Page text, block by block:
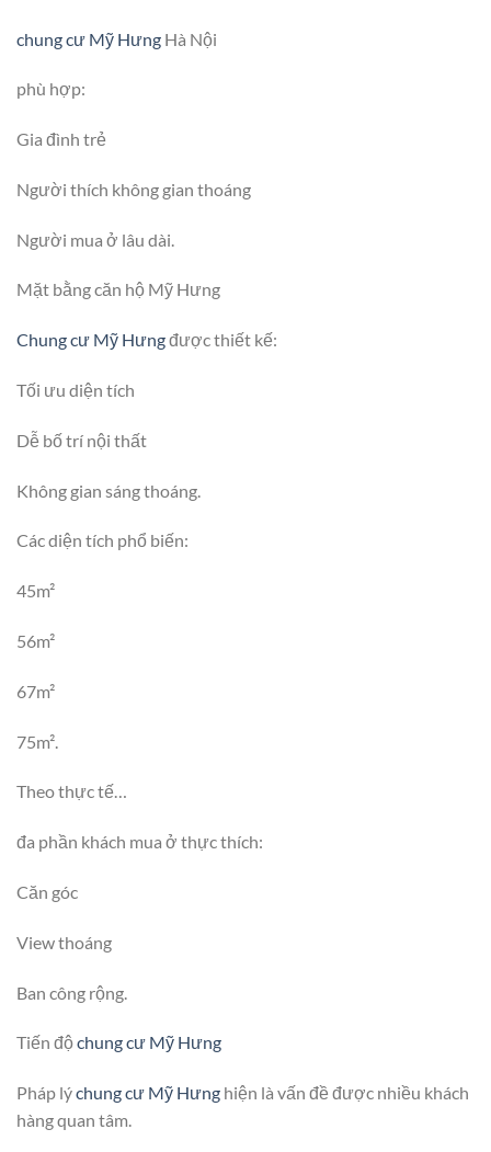
chung cư Mỹ Hưng Hà Nội
phù hợp:
Gia đình trẻ
Người thích không gian thoáng
Người mua ở lâu dài.
Mặt bằng căn hộ Mỹ Hưng
Chung cư Mỹ Hưngđược thiết kế:
Tối ưu diện tích
Dễ bố trí nội thất
Không gian sáng thoáng.
Các diện tích phổ biến:
45m²
56m²
67m²
75m².
Theo thực tế…
đa phần khách mua ở thực thích:
Căn góc
View thoáng
Ban công rộng.
Tiến độchung cư Mỹ Hưng
Pháp lýchung cư Mỹ Hưng hiện là vấn đề được nhiều khách
hàng quan tâm.